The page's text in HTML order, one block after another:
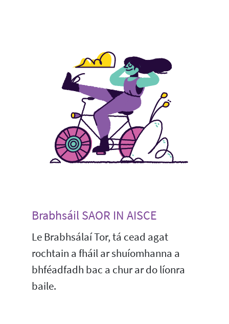
Brabhsáil SAOR IN AISCE
Le Brabhsálaí Tor, tá cead agat
rochtain a fháil ar shuíomhanna a
bhféadfadh bac a chur ar do líonra
baile.